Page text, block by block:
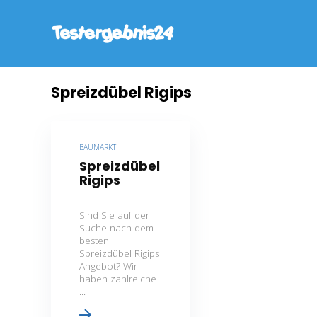
Spreizdübel Rigips
BAUMARKT
Spreizdübel
Rigips
Sind Sie auf der
Suche nach dem
besten
Spreizdübel Rigips
Angebot? Wir
haben zahlreiche
...